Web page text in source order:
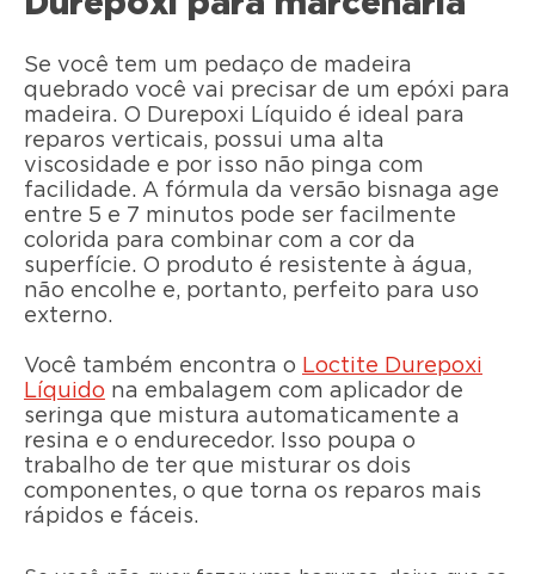
Se você tem um pedaço de madeira
quebrado você vai precisar de um epóxi para
madeira. O Durepoxi Líquido é ideal para
reparos verticais, possui uma alta
viscosidade e por isso não pinga com
facilidade. A fórmula da versão bisnaga age
entre 5 e 7 minutos pode ser facilmente
colorida para combinar com a cor da
superfície. O produto é resistente à água,
não encolhe e, portanto, perfeito para uso
externo.
Você também encontra o Loctite Durepoxi
Líquido na embalagem com aplicador de
seringa que mistura automaticamente a
resina e o endurecedor. Isso poupa o
trabalho de ter que misturar os dois
componentes, o que torna os reparos mais
rápidos e fáceis.